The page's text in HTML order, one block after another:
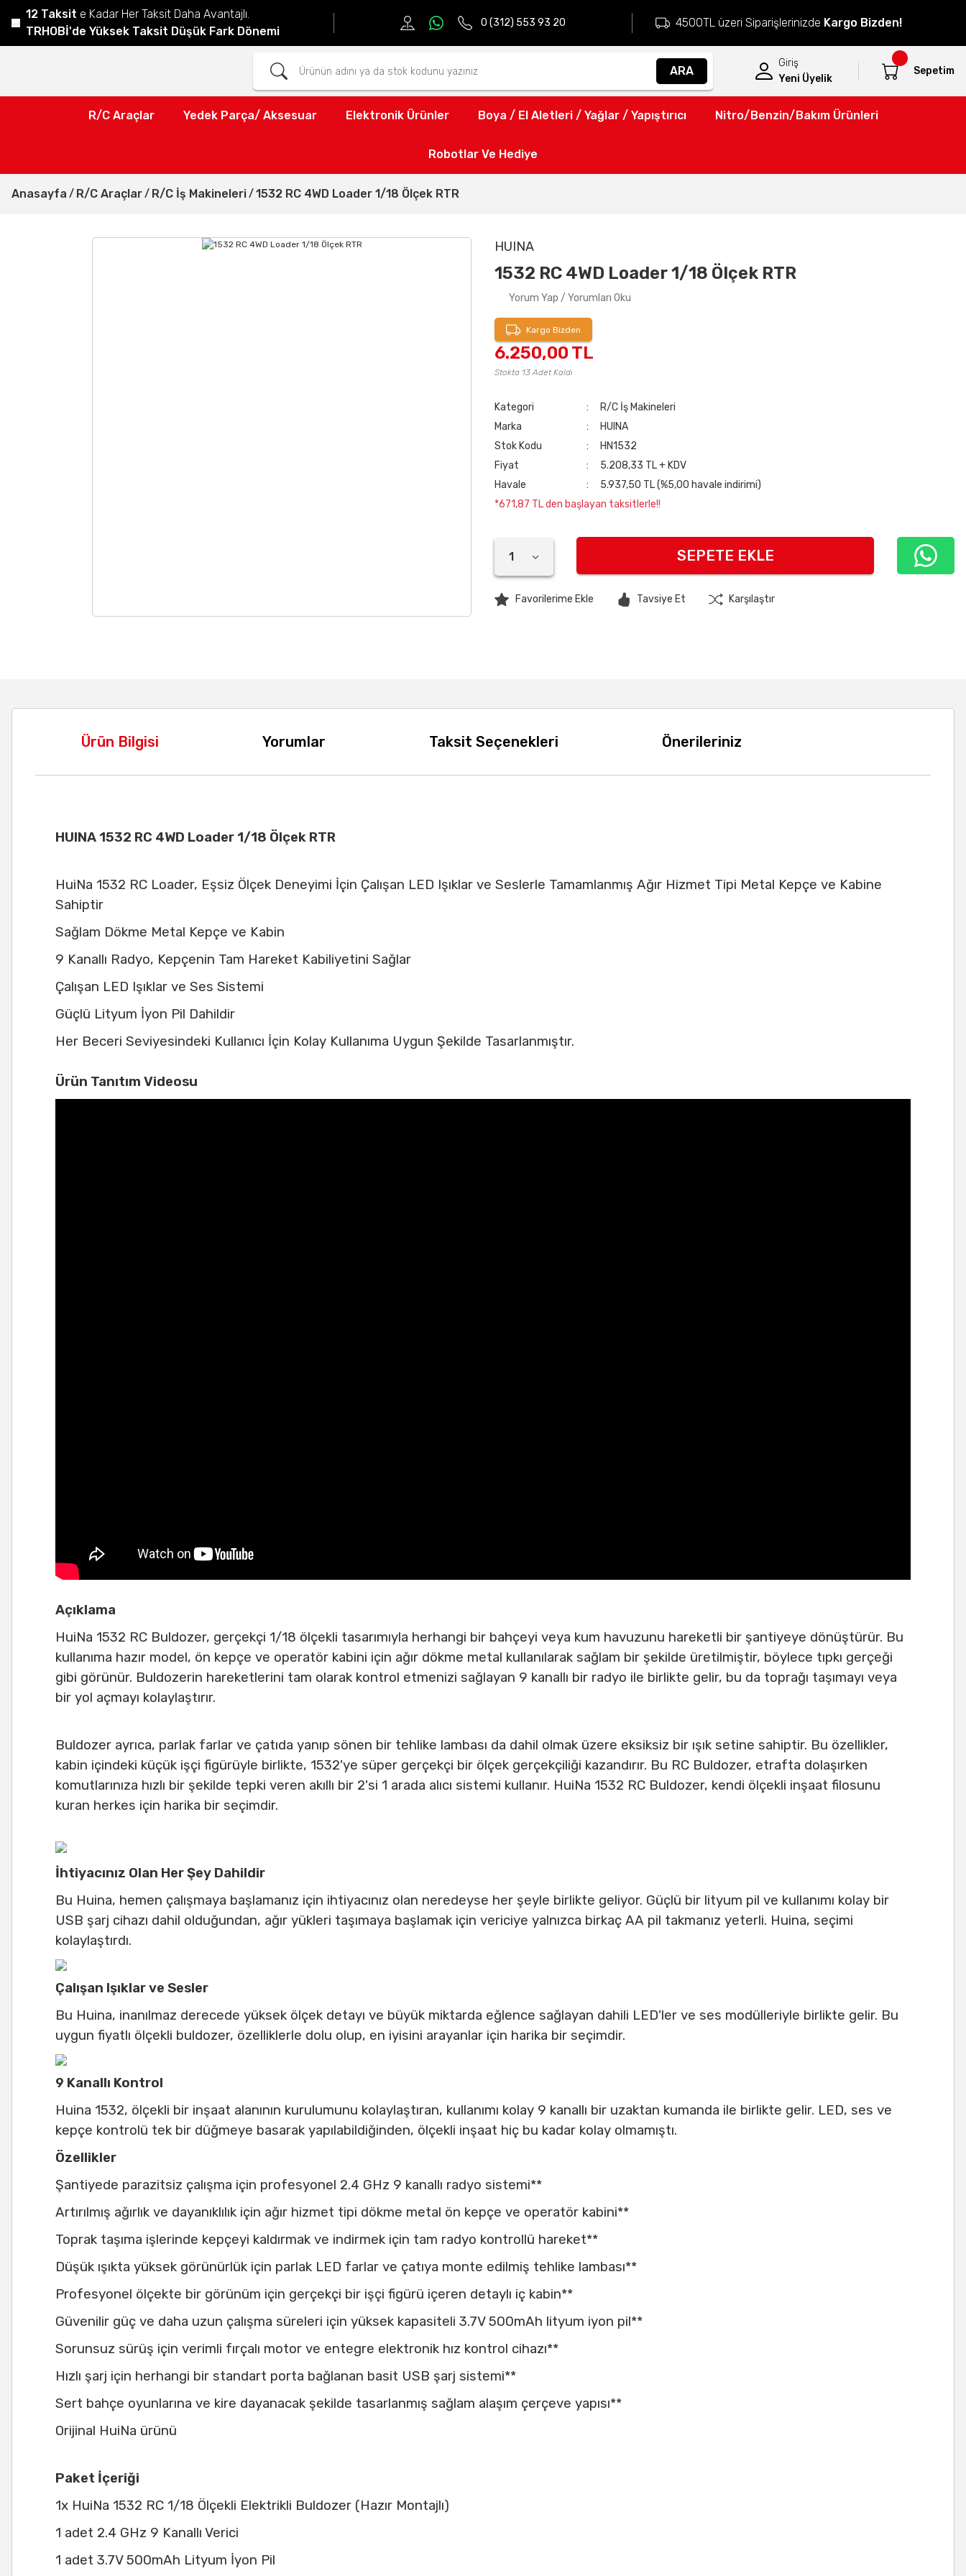
12 Taksit e Kadar Her Taksit Daha Avantajlı.
TRHOBİ'de Yüksek Taksit Düşük Fark Dönemi
0 (312) 553 93 20 4500TL üzeri Siparişlerinizde Kargo Bizden!
ARA
Giriş
Yeni Üyelik
Sepetim
R/C Araçlar Yedek Parça/ Aksesuar Elektronik Ürünler Boya / El Aletleri / Yağlar / Yapıştırıcı Nitro/Benzin/Bakım Ürünleri
Robotlar Ve Hediye
Anasayfa R/C Araçlar R/C İş Makineleri 1532 RC 4WD Loader 1/18 Ölçek RTR
HUINA
1532 RC 4WD Loader 1/18 Ölçek RTR
Yorum Yap / Yorumları Oku
Kargo Bizden
6.250,00 TL
Stokta 13 Adet Kaldı
Kategori
R/C İş Makineleri
Marka
HUINA
Stok Kodu
HN1532
Fiyat
5.208,33 TL + KDV
Havale
5.937,50 TL (%5,00 havale indirimi)
*671,87 TL den başlayan taksitlerle!!
SEPETE EKLE
Tavsiye Et Karşılaştır
Ürün Bilgisi Yorumlar Taksit Seçenekleri Önerileriniz
HUINA 1532 RC 4WD Loader 1/18 Ölçek RTR
HuiNa 1532 RC Loader, Eşsiz Ölçek Deneyimi İçin Çalışan LED Işıklar ve Seslerle Tamamlanmış Ağır Hizmet Tipi Metal Kepçe ve Kabine
Sahiptir
Sağlam Dökme Metal Kepçe ve Kabin
9 Kanallı Radyo, Kepçenin Tam Hareket Kabiliyetini Sağlar
Çalışan LED Işıklar ve Ses Sistemi
Güçlü Lityum İyon Pil Dahildir
Her Beceri Seviyesindeki Kullanıcı İçin Kolay Kullanıma Uygun Şekilde Tasarlanmıştır.
Ürün Tanıtım Videosu
Açıklama
HuiNa 1532 RC Buldozer, gerçekçi 1/18 ölçekli tasarımıyla herhangi bir bahçeyi veya kum havuzunu hareketli bir şantiyeye dönüştürür. Bu
kullanıma hazır model, ön kepçe ve operatör kabini için ağır dökme metal kullanılarak sağlam bir şekilde üretilmiştir, böylece tıpkı gerçeği
gibi görünür. Buldozerin hareketlerini tam olarak kontrol etmenizi sağlayan 9 kanallı bir radyo ile birlikte gelir, bu da toprağı taşımayı veya
bir yol açmayı kolaylaştırır.
Buldozer ayrıca, parlak farlar ve çatıda yanıp sönen bir tehlike lambası da dahil olmak üzere eksiksiz bir ışık setine sahiptir. Bu özellikler,
kabin içindeki küçük işçi figürüyle birlikte, 1532'ye süper gerçekçi bir ölçek gerçekçiliği kazandırır. Bu RC Buldozer, etrafta dolaşırken
komutlarınıza hızlı bir şekilde tepki veren akıllı bir 2'si 1 arada alıcı sistemi kullanır. HuiNa 1532 RC Buldozer, kendi ölçekli inşaat filosunu
kuran herkes için harika bir seçimdir.
İhtiyacınız Olan Her Şey Dahildir
Bu Huina, hemen çalışmaya başlamanız için ihtiyacınız olan neredeyse her şeyle birlikte geliyor. Güçlü bir lityum pil ve kullanımı kolay bir
USB şarj cihazı dahil olduğundan, ağır yükleri taşımaya başlamak için vericiye yalnızca birkaç AA pil takmanız yeterli. Huina, seçimi
kolaylaştırdı.
Çalışan Işıklar ve Sesler
Bu Huina, inanılmaz derecede yüksek ölçek detayı ve büyük miktarda eğlence sağlayan dahili LED'ler ve ses modülleriyle birlikte gelir. Bu
uygun fiyatlı ölçekli buldozer, özelliklerle dolu olup, en iyisini arayanlar için harika bir seçimdir.
9 Kanallı Kontrol
Huina 1532, ölçekli bir inşaat alanının kurulumunu kolaylaştıran, kullanımı kolay 9 kanallı bir uzaktan kumanda ile birlikte gelir. LED, ses ve
kepçe kontrolü tek bir düğmeye basarak yapılabildiğinden, ölçekli inşaat hiç bu kadar kolay olmamıştı.
Özellikler
Şantiyede parazitsiz çalışma için profesyonel 2.4 GHz 9 kanallı radyo sistemi**
Artırılmış ağırlık ve dayanıklılık için ağır hizmet tipi dökme metal ön kepçe ve operatör kabini**
Toprak taşıma işlerinde kepçeyi kaldırmak ve indirmek için tam radyo kontrollü hareket**
Düşük ışıkta yüksek görünürlük için parlak LED farlar ve çatıya monte edilmiş tehlike lambası**
Profesyonel ölçekte bir görünüm için gerçekçi bir işçi figürü içeren detaylı iç kabin**
Güvenilir güç ve daha uzun çalışma süreleri için yüksek kapasiteli 3.7V 500mAh lityum iyon pil**
Sorunsuz sürüş için verimli fırçalı motor ve entegre elektronik hız kontrol cihazı**
Hızlı şarj için herhangi bir standart porta bağlanan basit USB şarj sistemi**
Sert bahçe oyunlarına ve kire dayanacak şekilde tasarlanmış sağlam alaşım çerçeve yapısı**
Orijinal HuiNa ürünü
Paket İçeriği
1x HuiNa 1532 RC 1/18 Ölçekli Elektrikli Buldozer (Hazır Montajlı)
1 adet 2.4 GHz 9 Kanallı Verici
1 adet 3.7V 500mAh Lityum İyon Pil